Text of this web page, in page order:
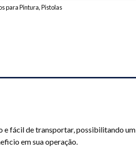
para Pintura,Pistolas
e fácil de transportar, possibilitando um
em sua operação.